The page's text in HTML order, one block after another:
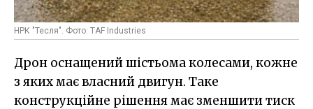
НРК "Тесля". Фото: TAF Industries
Дрон оснащений шістьома колесами, кожне
з яких має власний двигун. Таке
конструкційне рішення має зменшити тиск